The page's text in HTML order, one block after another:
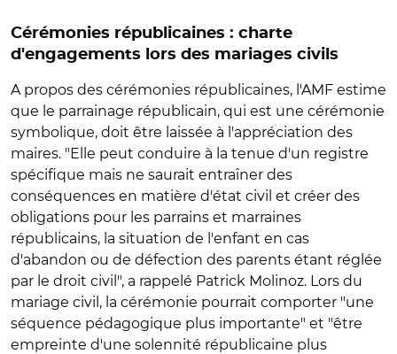
Cérémonies républicaines : charte
d'engagements lors des mariages civils
A propos des cérémonies républicaines, l'AMF estime
que le parrainage républicain, qui est une cérémonie
symbolique, doit être laissée à l'appréciation des
maires. "Elle peut conduire à la tenue d'un registre
spécifique mais ne saurait entraîner des
conséquences en matière d'état civil et créer des
obligations pour les parrains et marraines
républicains, la situation de l'enfant en cas
d'abandon ou de défection des parents étant réglée
par le droit civil", a rappelé Patrick Molinoz. Lors du
mariage civil, la cérémonie pourrait comporter "une
séquence pédagogique plus importante" et "être
empreinte d'une solennité républicaine plus